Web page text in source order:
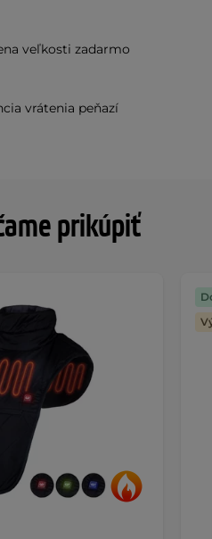
veľkosti zadarmo
vrátenia peňazí
prikúpiť